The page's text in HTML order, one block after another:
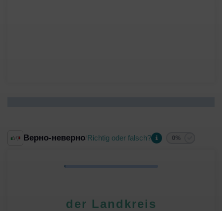
Верно-неверно Richtig oder falsch? 0%
der Landkreis